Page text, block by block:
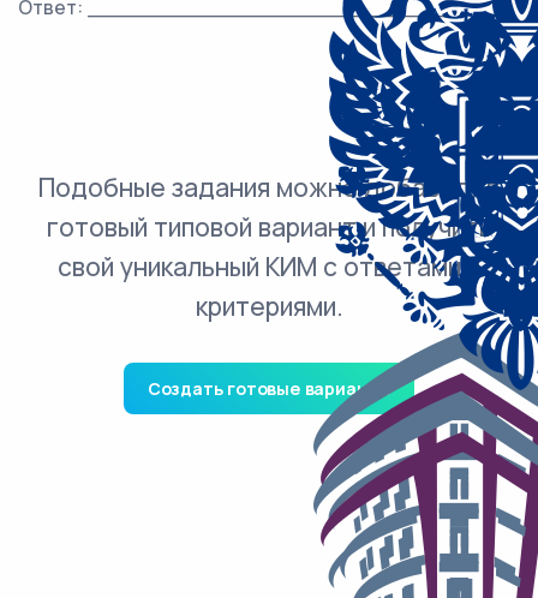
Ответ: ___________________________.
Подобные задания можно добавить в
готовый типовой вариант и получить
свой уникальный КИМ с ответами и
критериями.
Создать готовые варианты